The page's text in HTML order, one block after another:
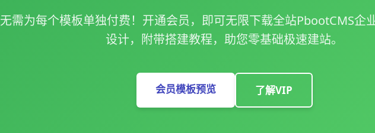
无需为每个模板单独付费！开通会员，即可无限下载全站PbootCMS企
设计，附带搭建教程，助您零基础极速建站。
会员模板预览 了解VIP